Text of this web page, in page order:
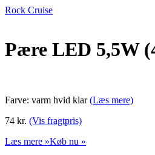
Rock Cruise
Pære LED 5,5W
Farve: varm hvid klar(Læs mere)
74 kr. (Vis fragtpris)
Læs mere »Køb nu »